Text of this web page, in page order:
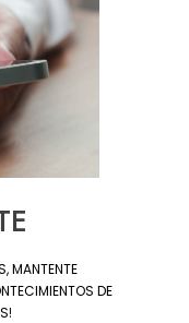
MANTENTE
DE
!